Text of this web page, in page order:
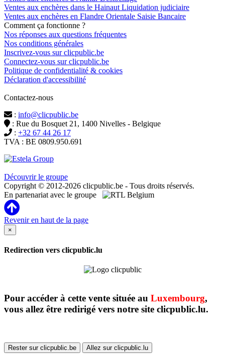
Ventes aux enchères dans le Hainaut Liquidation judiciaire
Ventes aux enchères en Flandre Orientale Saisie Bancaire
Comment ça fonctionne ?
Nos réponses aux questions fréquentes
Nos conditions générales
Inscrivez-vous sur clicpublic.be
Connectez-vous sur clicpublic.be
Politique de confidentialité & cookies
Déclaration d'accessibilité
Contactez-nous
: info@clicpublic.be
: Rue du Bosquet 21, 1400 Nivelles - Belgique
: +32 67 44 26 17
TVA : BE 0809.950.691
Découvrir le groupe
Copyright © 2012-2026 clicpublic.be - Tous droits réservés.
En partenariat avec le groupe
Revenir en haut de la page
×
Redirection vers clicpublic.lu
Pour accéder à cette vente située au Luxembourg,
vous allez être redirigé vers notre site clicpublic.lu.
Rester sur clicpublic.be Allez sur clicpublic.lu